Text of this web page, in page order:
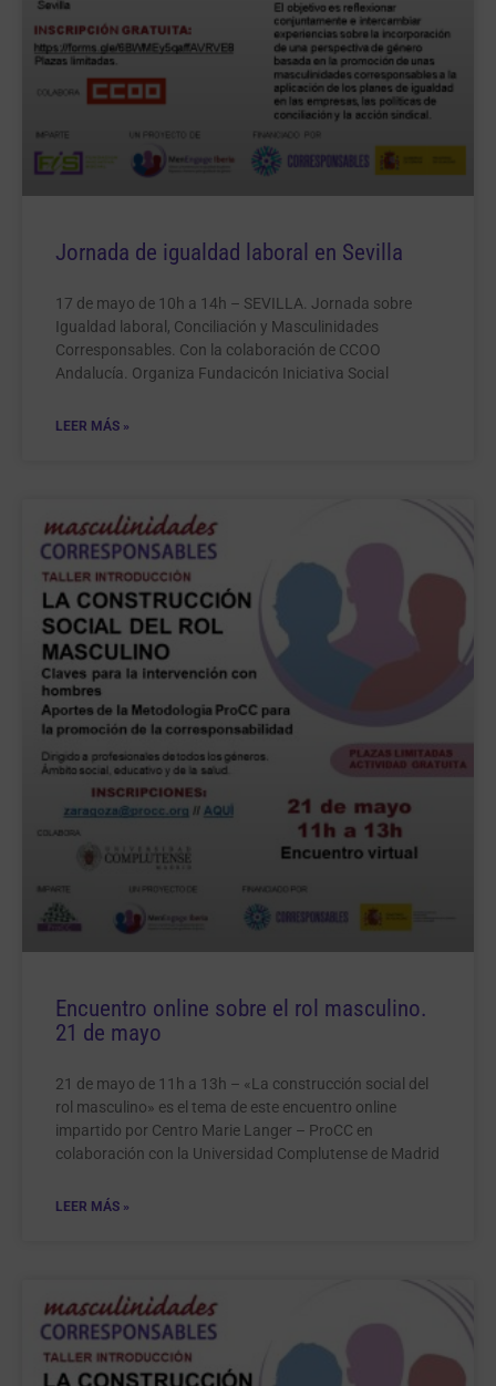
Jornada de igualdad laboral en Sevilla
17 de mayo de 10h a 14h – SEVILLA. Jornada sobre
Igualdad laboral, Conciliación y Masculinidades
Corresponsables. Con la colaboración de CCOO
Andalucía. Organiza Fundacicón Iniciativa Social
LEER MÁS »
Encuentro online sobre el rol masculino.
21 de mayo
21 de mayo de 11h a 13h – «La construcción social del
rol masculino» es el tema de este encuentro online
impartido por Centro Marie Langer – ProCC en
colaboración con la Universidad Complutense de Madrid
LEER MÁS »